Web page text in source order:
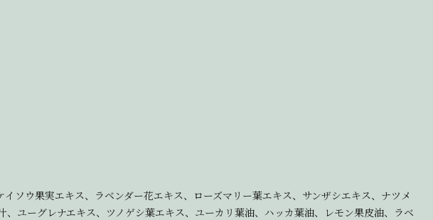
ソウ果実エキス、ラベンダー花エキス、ローズマリー葉エキス、サンザシエキス、ナツメ
ユーグレナエキス、ツノゲシ葉エキス、ユーカリ葉油、ハッカ葉油、レモン果皮油、ラベ